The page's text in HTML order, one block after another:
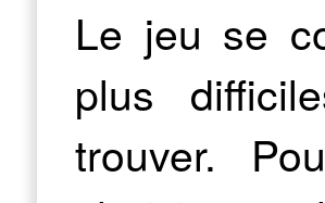
Le jeu se
plus
trouver.